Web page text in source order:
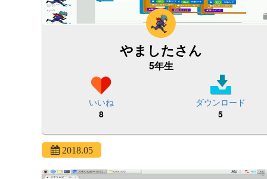
やましたさん
5年生
いいね
8
ダウンロード
5
2018.05